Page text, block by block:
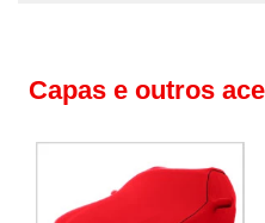
Capas e outros